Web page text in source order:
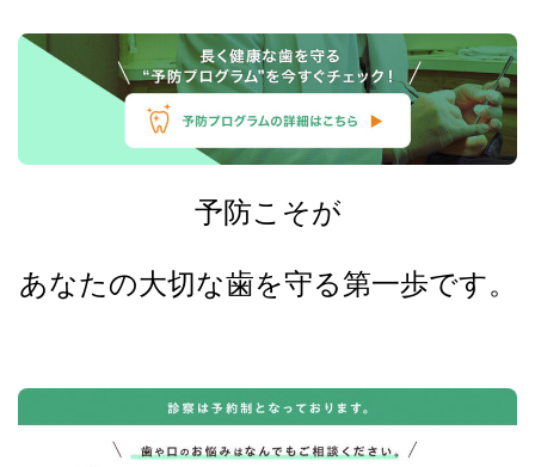
予防こそが
あなたの大切な歯を守る第一歩です。